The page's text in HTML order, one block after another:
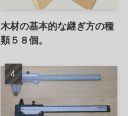
木材の基本的な継ぎ方の種
類５８個。